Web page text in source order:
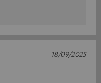
18/09/2025